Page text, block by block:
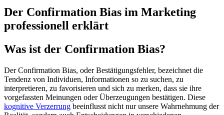
Der Confirmation Bias im Marketing
professionell erklärt
Was ist der Confirmation Bias?
Der Confirmation Bias, oder Bestätigungsfehler, bezeichnet die
Tendenz von Individuen, Informationen so zu suchen, zu
interpretieren, zu favorisieren und sich zu merken, dass sie ihre
vorgefassten Meinungen oder Überzeugungen bestätigen. Diese
kognitive Verzerrung beeinflusst nicht nur unsere Wahrnehmung der